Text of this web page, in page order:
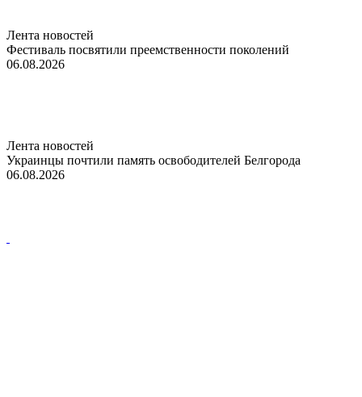
Лента новостей
Фестиваль посвятили преемственности поколений
06.08.2026
Лента новостей
Украинцы почтили память освободителей Белгорода
06.08.2026